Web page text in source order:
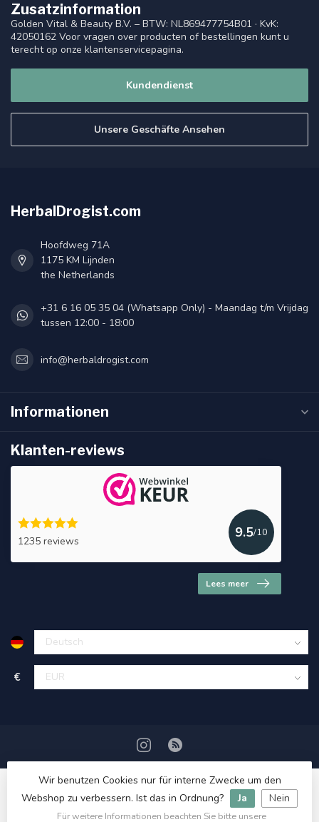
Zusatzinformation
Golden Vital & Beauty B.V. – BTW: NL869477754B01 · KvK:
42050162 Voor vragen over producten of bestellingen kunt u
terecht op onze klantenservicepagina.
Kundendienst
Unsere Geschäfte Ansehen
HerbalDrogist.com
Hoofdweg 71A
1175 KM Lijnden
the Netherlands
+31 6 16 05 35 04 (Whatsapp Only) - Maandag t/m Vrijdag
tussen 12:00 - 18:00
info@herbaldrogist.com
Informationen
Klanten-reviews
1235 reviews
9.5/10
Lees meer
€
Wir benutzen Cookies nur für interne Zwecke um den
Webshop zu verbessern. Ist das in Ordnung?
Ja Nein
Für weitere Informationen beachten Sie bitte unsere